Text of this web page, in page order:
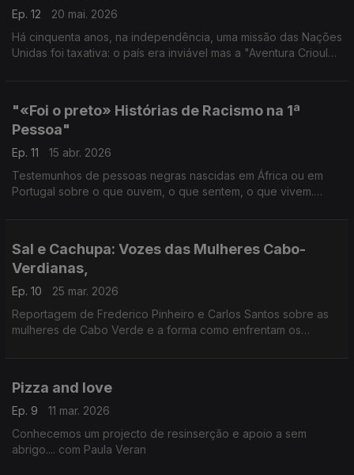
Ep. 12
20 mai. 2026
Há cinquenta anos, na independência, uma missão das Nações
Unidas foi taxativa: o país era inviável mas a "Aventura Crioula",
"«Foi o preto» Histórias de Racismo na 1ª
Pessoa"
Ep. 11
15 abr. 2026
Testemunhos de pessoas negras nascidas em África ou em
Portugal sobre o que ouvem, o que sentem, o que vivem.
Sal e Cachupa: Vozes das Mulheres Cabo-
Verdianas,
Ep. 10
25 mar. 2026
Reportagem de Frederico Pinheiro e Carlos Santos sobre as
mulheres de Cabo Verde e a forma como enfrentam os
Pizza and love
Ep. 9
11 mar. 2026
Conhecemos um projecto de resinserção e apoio a sem
abrigo.... com Paula Veran